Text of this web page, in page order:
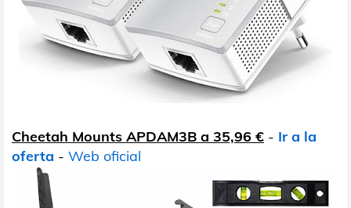
Cheetah Mounts APDAM3B a 35,96 € - Ir a la
oferta - Web oficial